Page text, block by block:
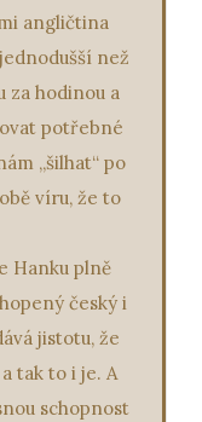
angličtina
než
za hodinou a
potřebné
„šilhat“ po
víru, že to
Hanku plně
český i
jistotu, že
tak to i je. A
schopnost